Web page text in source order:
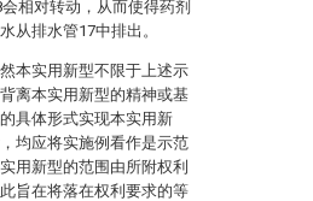
相对转动，从而使得药剂
从排水管17中排出。
本实用新型不限于上述示
离本实用新型的精神或基
具体形式实现本实用新
均应将实施例看作是示范
用新型的范围由所附权利
旨在将落在权利要求的等